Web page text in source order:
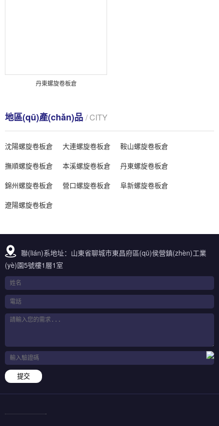
丹東螺旋卷板倉
地區(qū)產(chǎn)品 / CITY
沈陽螺旋卷板倉 大連螺旋卷板倉
鞍山螺旋卷板倉
撫順螺旋卷板倉
本溪螺旋卷板倉
丹東螺旋卷板倉
錦州螺旋卷板倉
營口螺旋卷板倉
阜新螺旋卷板倉
遼陽螺旋卷板倉
聯(lián)系地址：山東省聊城市東昌府區(qū)侯營鎮(zhèn)工業
(yè)園5號樓1層1室
提交